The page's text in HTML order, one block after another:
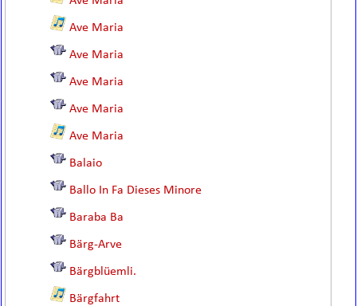
Ave Maria
Ave Maria
Ave Maria
Ave Maria
Ave Maria
Balaio
Ballo In Fa Dieses Minore
Baraba Ba
Bärg-Arve
Bärgblüemli.
Bärgfahrt